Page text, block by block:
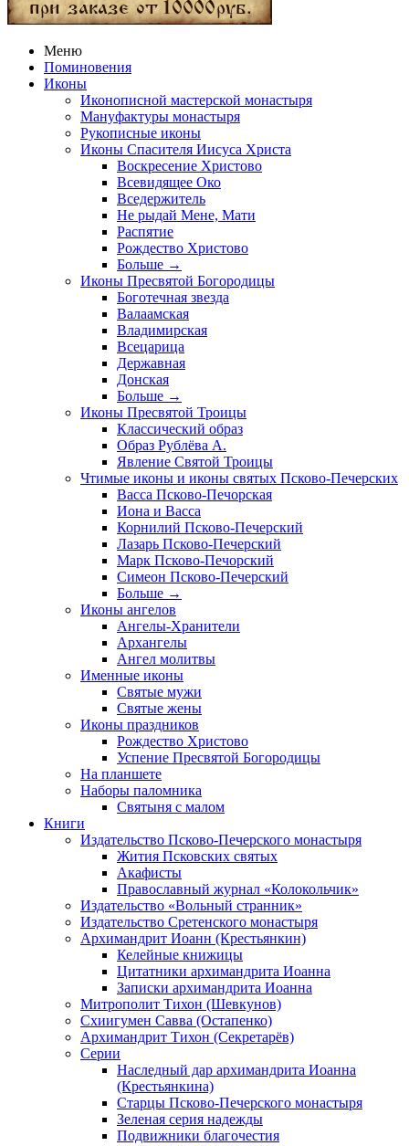
Меню
Поминовения
Иконы
Иконописной мастерской монастыря
Мануфактуры монастыря
Рукописные иконы
Иконы Спасителя Иисуса Христа
Воскресение Христово
Всевидящее Око
Вседержитель
Не рыдай Мене, Мати
Распятие
Рождество Христово
Больше →
Иконы Пресвятой Богородицы
Боготечная звезда
Валаамская
Владимирская
Всецарица
Державная
Донская
Больше →
Иконы Пресвятой Троицы
Классический образ
Образ Рублёва А.
Явление Святой Троицы
Чтимые иконы и иконы святых Псково-Печерских
Васса Псково-Печорская
Иона и Васса
Корнилий Псково-Печерский
Лазарь Псково-Печерский
Марк Псково-Печорский
Симеон Псково-Печерский
Больше →
Иконы ангелов
Ангелы-Хранители
Архангелы
Ангел молитвы
Именные иконы
Святые мужи
Святые жены
Иконы праздников
Рождество Христово
Успение Пресвятой Богородицы
На планшете
Наборы паломника
Святыня с малом
Книги
Издательство Псково-Печерского монастыря
Жития Псковских святых
Акафисты
Православный журнал «Колокольчик»
Издательство «Вольный странник»
Издательство Сретенского монастыря
Архимандрит Иоанн (Крестьянкин)
Келейные книжицы
Цитатники архимандрита Иоанна
Записки архимандрита Иоанна
Митрополит Тихон (Шевкунов)
Схиигумен Савва (Остапенко)
Архимандрит Тихон (Секретарёв)
Серии
Наследный дар архимандрита Иоанна
(Крестьянкина)
Старцы Псково-Печерского монастыря
Зеленая серия надежды
Подвижники благочестия